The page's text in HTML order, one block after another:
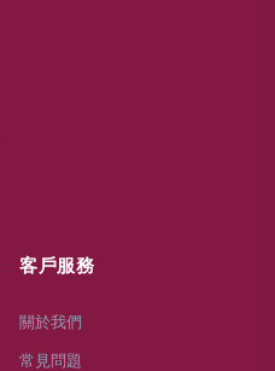
客戶服務
關於我們
常見問題